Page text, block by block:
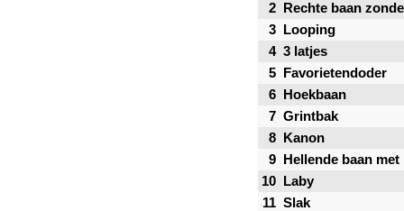
2
Rechte baan
3
Looping
4 3 latjes
5
Favorietendoder
6
Hoekbaan
7 Grintbak
8
Kanon
9
Hellende baan met
10
Laby
11 Slak